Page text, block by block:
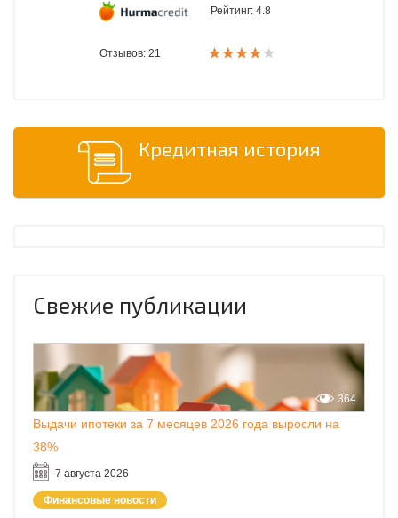
Рейтинг: 4.8
Отзывов: 21
Кредитная история
Свежие публикации
Выдачи ипотеки за 7 месяцев 2026 года выросли на
38%
7 августа 2026
364
Финансовые новости